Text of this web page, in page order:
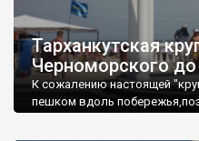
Тарханкутская
Черноморского
К сожалению настоящей
пешком вдоль